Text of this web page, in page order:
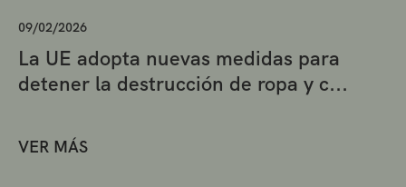
09/02/2026
La UE adopta nuevas medidas para
detener la destrucción de ropa y c...
VER MÁS